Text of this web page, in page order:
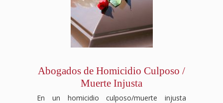
Abogados de Homicidio Culposo /
Muerte Injusta
En un homicidio culposo/muerte injusta